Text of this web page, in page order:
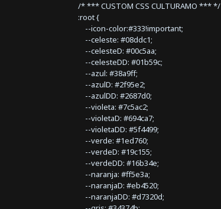
/* *** CUSTOM CSS CULTURAMO *** */
:root {
--icon-color:#333!important;
--celeste: #08ddc1;
--celesteD: #00c5aa;
--celesteDD: #01b59c;
--azul: #38a9ff;
--azulD: #2f95e2;
--azulDD: #2687d0;
--violeta: #7c5ac2;
--violetaD: #694ca7;
--violetaDD: #5f4499;
--verde: #1ed760;
--verdeD: #19c155;
--verdeDD: #16b34e;
--naranja: #ff5e3a;
--naranjaD: #eb4520;
--naranjaDD: #d7320d;